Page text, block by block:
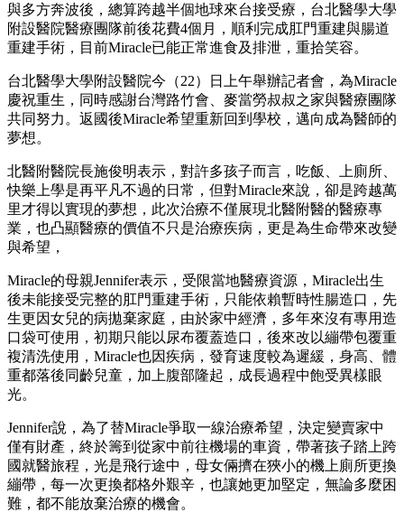
與多方奔波後，總算跨越半個地球來台接受療，台北醫學大學
附設醫院醫療團隊前後花費4個月，順利完成肛門重建與腸道
重建手術，目前Miracle已能正常進食及排泄，重拾笑容。
台北醫學大學附設醫院今（22）日上午舉辦記者會，為Miracle
慶祝重生，同時感謝台灣路竹會、麥當勞叔叔之家與醫療團隊
共同努力。返國後Miracle希望重新回到學校，邁向成為醫師的
夢想。
北醫附醫院長施俊明表示，對許多孩子而言，吃飯、上廁所、
快樂上學是再平凡不過的日常，但對Miracle來說，卻是跨越萬
里才得以實現的夢想，此次治療不僅展現北醫附醫的醫療專
業，也凸顯醫療的價值不只是治療疾病，更是為生命帶來改變
與希望，
Miracle的母親Jennifer表示，受限當地醫療資源，Miracle出生
後未能接受完整的肛門重建手術，只能依賴暫時性腸造口，先
生更因女兒的病拋棄家庭，由於家中經濟，多年來沒有專用造
口袋可使用，初期只能以尿布覆蓋造口，後來改以繃帶包覆重
複清洗使用，Miracle也因疾病，發育速度較為遲緩，身高、體
重都落後同齡兒童，加上腹部隆起，成長過程中飽受異樣眼
光。
Jennifer說，為了替Miracle爭取一線治療希望，決定變賣家中
僅有財產，終於籌到從家中前往機場的車資，帶著孩子踏上跨
國就醫旅程，光是飛行途中，母女倆擠在狹小的機上廁所更換
繃帶，每一次更換都格外艱辛，也讓她更加堅定，無論多麼困
難，都不能放棄治療的機會。